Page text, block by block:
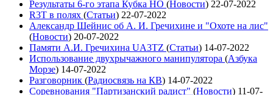
Результаты 6-го этапа Кубка НО (Новости) 22-07-2022
R3T в полях (Статьи) 22-07-2022
Александр Шейнис об А. И. Гречихине и "Охоте на лис"
(Новости) 20-07-2022
Памяти А.И. Гречихина UA3TZ (Статьи) 14-07-2022
Использование двухрычажного манипулятора (Азбука
Морзе) 14-07-2022
Разговорник (Радиосвязь на КВ) 14-07-2022
Соревнования "Партизанский радист" (Новости) 11-07-